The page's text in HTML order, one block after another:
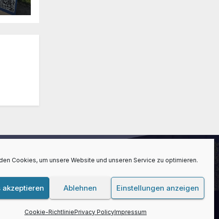
Cookies, um unsere Website und unseren Service zu optimieren.
akzeptieren Ablehnen Einstellungen anzeigen
Cookie-RichtliniePrivacy PolicyImpressum
KontaktImpressumPrivacy PolicyCookie-Richtlinie (EU)